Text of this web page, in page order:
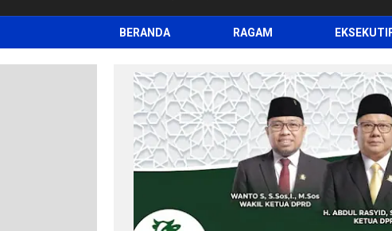
siarnitas
Jernih Menyiarkan
BERANDA RAGAM